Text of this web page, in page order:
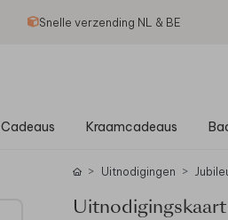
Snelle verzending NL & BE
Cadeaus Kraamcadeaus
Uitnodigingen